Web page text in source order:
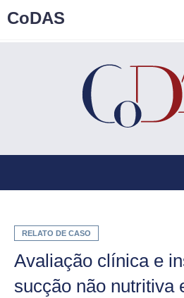
RELATO DE CASO
Avaliação clínica e
sucção não nutritiva
CoDAS